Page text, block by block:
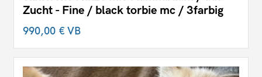
Zucht - Fine / black torbie mc / 3farbig
990,00 €VB